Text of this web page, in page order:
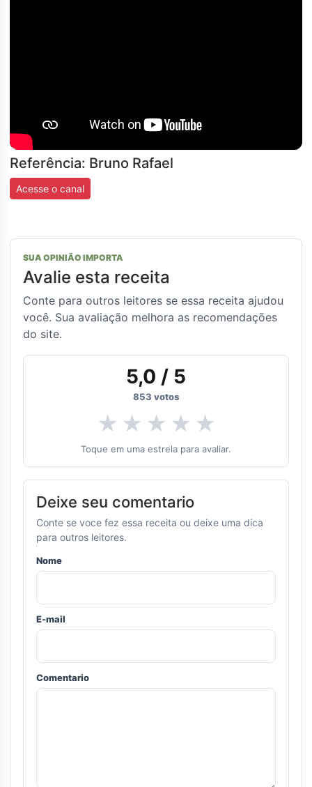
Referência: Bruno Rafael
Acesse o canal
SUA OPINIÃO IMPORTA
Avalie esta receita
Conte para outros leitores se essa receita ajudou
você. Sua avaliação melhora as recomendações
do site.
5,0 / 5
853 votos
★ ★ ★ ★ ★
Toque em uma estrela para avaliar.
Deixe seu comentario
Conte se voce fez essa receita ou deixe uma dica
para outros leitores.
Nome
E-mail
Comentario